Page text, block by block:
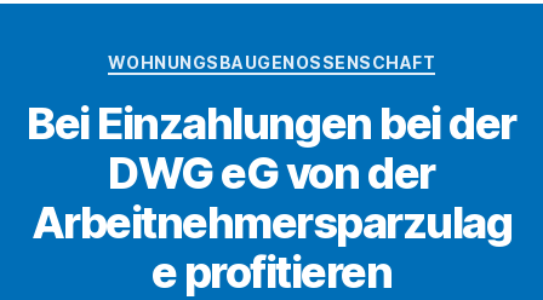
Kategorien
WOHNUNGSBAUGENOSSENSCHAFT
Bei Einzahlungen bei der
DWG eG von der
Arbeitnehmersparzulag
e profitieren